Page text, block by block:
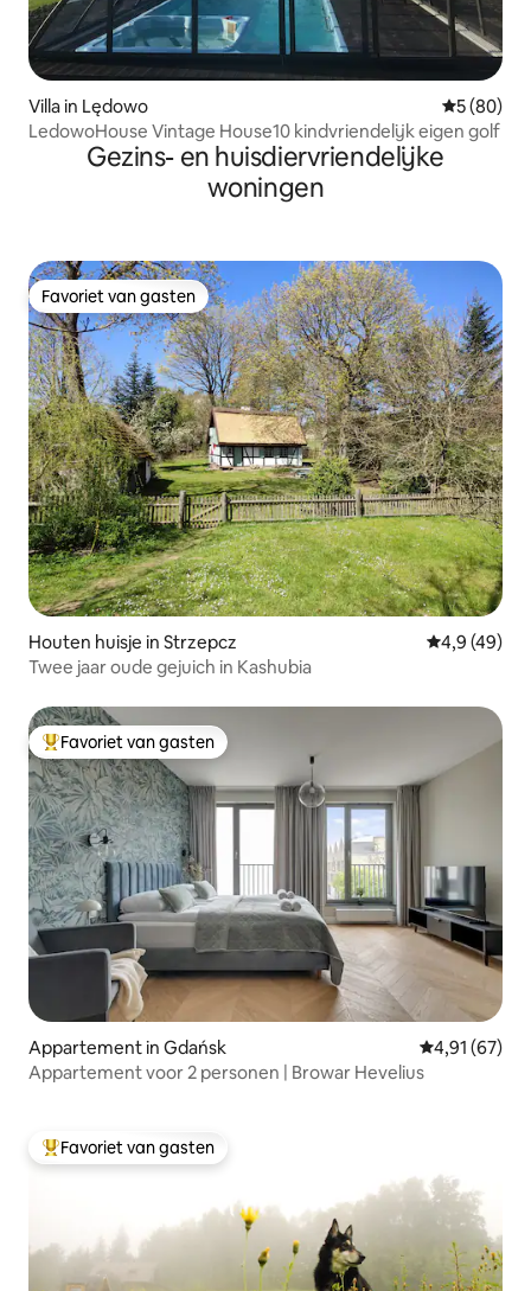
Villa in Lędowo
5 (80)
LedowoHouse Vintage House10 kindvriendelijk eigen golf
Gezins- en huisdiervriendelijke
woningen
Favoriet van gasten
Favoriet van gasten
Houten huisje in Strzepcz
4,9 (49)
Twee jaar oude gejuich in Kashubia
Topfavoriet van gasten
Favoriet van gasten
Appartement in Gdańsk Gemiddelde
4,91 (67)
Appartement voor 2 personen | Browar Hevelius
Topfavoriet van gasten
Favoriet van gasten